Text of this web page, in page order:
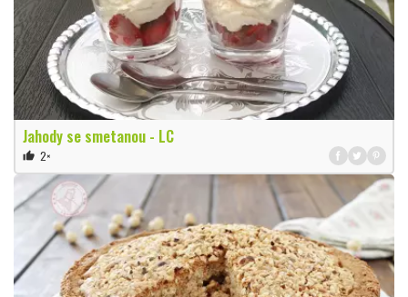
Jahody se smetanou - LC
thumb_up 2×